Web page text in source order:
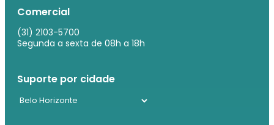
Comercial
(31) 2103-5700
Segunda a sexta de 08h a 18h
Suporte por cidade